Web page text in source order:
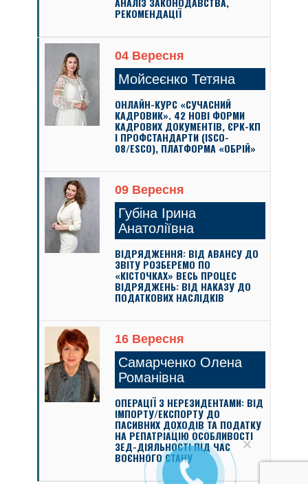
РЕКОМЕНДАЦІЇ
04 Вересня
Мойсеєнко Тетяна
ОНЛАЙН-КУРС «СУЧАСНИЙ
КАДРОВИК». 42 НОВІ ФОРМИ
КАДРОВИХ ДОКУМЕНТІВ, ЄРК-КП
І ПРОФСТАНДАРТИ (ISCO-
08/ESCO), ПЛАТФОРМА «ОБРІЙ»
09 Вересня
Губіна Ірина
Анатоліївна
ВІДРЯДЖЕННЯ: ВІД АВАНСУ ДО
ЗВІТУ РОЗБЕРЕМО ПО
«КІСТОЧКАХ» ВЕСЬ ПРОЦЕС
ВІДРЯДЖЕНЬ: ВІД НАКАЗУ ДО
ПОДАТКОВИХ НАСЛІДКІВ
16 Вересня
Самарченко Олена
Романівна
ОПЕРАЦІЇ З НЕРЕЗИДЕНТАМИ: ВІД
ІМПОРТУ/ЕКСПОРТУ ДО
ПАСИВНИХ ДОХОДІВ ТА ПОДАТКУ
НА РЕПАТРІАЦІЮ ОСОБЛИВОСТІ
ЗЕД-ДІЯЛЬНОСТІ ПІД ЧАС
ВОЄННОГО СТАНУ